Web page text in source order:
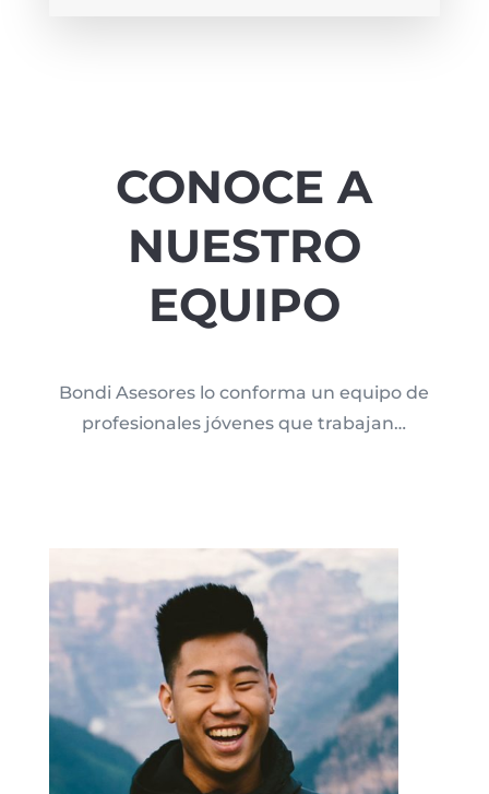
CONOCE A
NUESTRO
EQUIPO
Bondi Asesores lo conforma un equipo de
profesionales jóvenes que trabajan…